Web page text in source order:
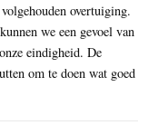
overtuiging.
we een gevoel van
eindigheid. De
om te doen wat goed